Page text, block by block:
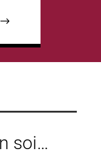
soi…